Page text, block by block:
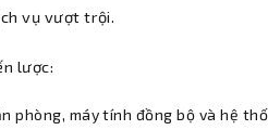
vụ vượt trội.
lược:
phòng, máy tính đồng bộ và hệ